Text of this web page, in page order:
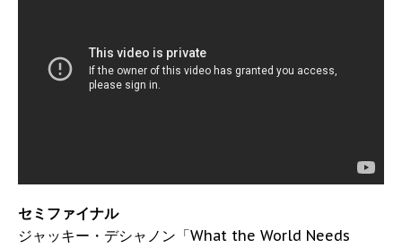
セミファイナル
ジャッキー・デシャノン「What the World Needs